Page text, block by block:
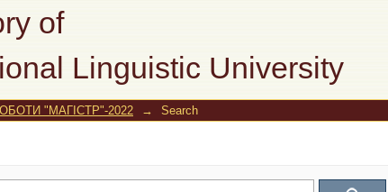
of
Linguistic University
"МАГІСТР"-2022 → Search